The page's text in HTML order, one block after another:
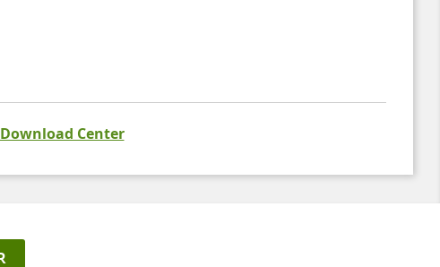
Download Center